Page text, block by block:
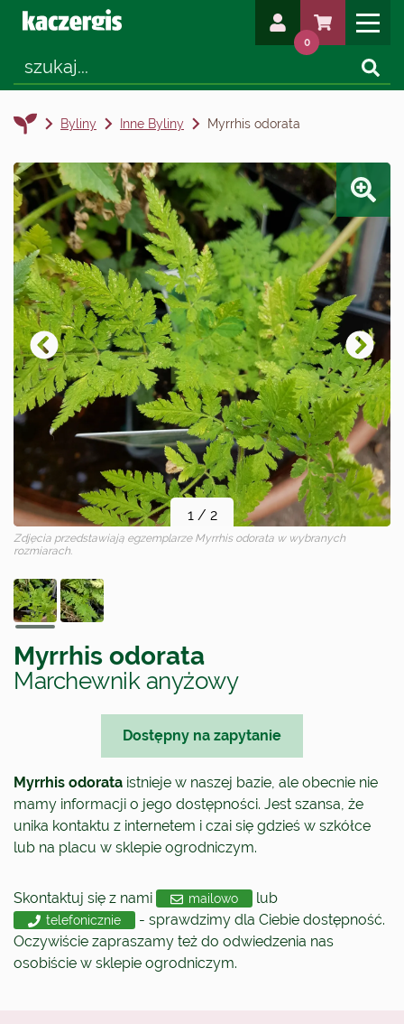
0
Byliny Inne Byliny Myrrhis odorata
1/ 2
Zdjęcia przedstawiają egzemplarze Myrrhis odorata w wybranych
rozmiarach.
Myrrhis odorata
Marchewnik anyżowy
Dostępny na zapytanie
Myrrhis odorata istnieje w naszej bazie, ale obecnie nie
mamy informacji o jego dostępności. Jest szansa, że
unika kontaktu z internetem i czai się gdzieś w szkółce
lub na placu w sklepie ogrodniczym.
Skontaktuj się z nami mailowo lub
telefonicznie
- sprawdzimy dla Ciebie dostępność.
Oczywiście zapraszamy też do odwiedzenia nas
osobiście w sklepie ogrodniczym.